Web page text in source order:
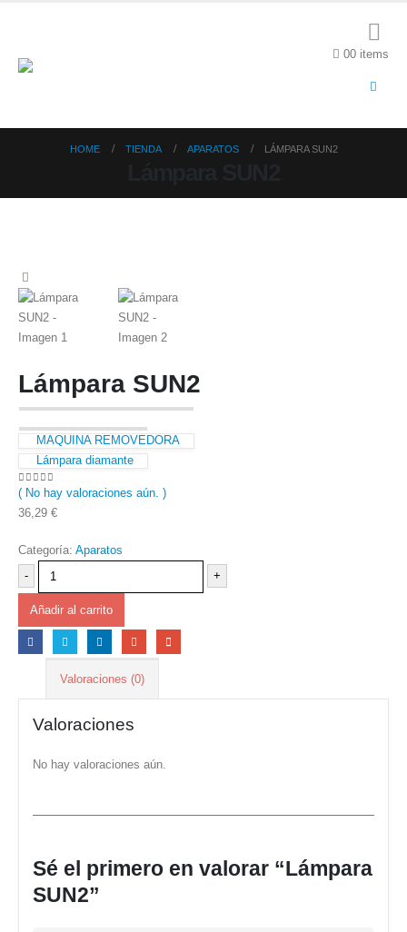
00 items
HOME TIENDA APARATOS LÁMPARA SUN2
Lámpara SUN2
MAQUINA REMOVEDORA
Lámpara diamante
0 out of 5
( No hay valoraciones aún. )
36,29 €
Categoría: Aparatos
-
+
Añadir al carrito
Valoraciones (0)
Valoraciones
No hay valoraciones aún.
Sé el primero en valorar “Lámpara
SUN2”